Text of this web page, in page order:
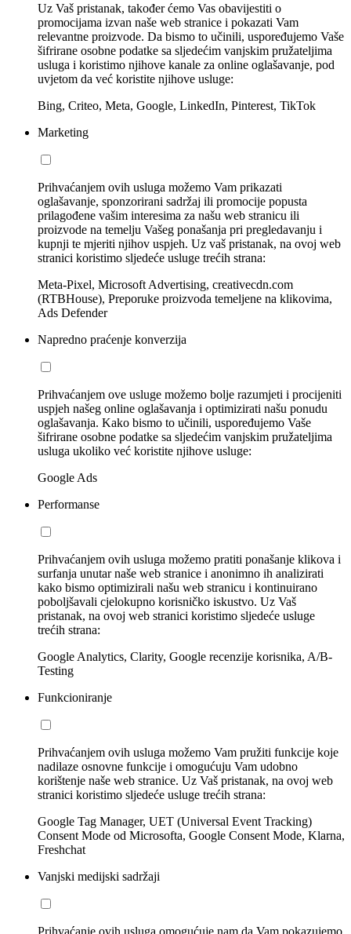
Uz Vaš pristanak, također ćemo Vas obavijestiti o
promocijama izvan naše web stranice i pokazati Vam
relevantne proizvode. Da bismo to učinili, uspoređujemo Vaše
šifrirane osobne podatke sa sljedećim vanjskim pružateljima
usluga i koristimo njihove kanale za online oglašavanje, pod
uvjetom da već koristite njihove usluge:
Bing, Criteo, Meta, Google, LinkedIn, Pinterest, TikTok
Marketing
Prihvaćanjem ovih usluga možemo Vam prikazati
oglašavanje, sponzorirani sadržaj ili promocije popusta
prilagođene vašim interesima za našu web stranicu ili
proizvode na temelju Vašeg ponašanja pri pregledavanju i
kupnji te mjeriti njihov uspjeh. Uz vaš pristanak, na ovoj web
stranici koristimo sljedeće usluge trećih strana:
Meta-Pixel, Microsoft Advertising, creativecdn.com
(RTBHouse), Preporuke proizvoda temeljene na klikovima,
Ads Defender
Napredno praćenje konverzija
Prihvaćanjem ove usluge možemo bolje razumjeti i procijeniti
uspjeh našeg online oglašavanja i optimizirati našu ponudu
oglašavanja. Kako bismo to učinili, uspoređujemo Vaše
šifrirane osobne podatke sa sljedećim vanjskim pružateljima
usluga ukoliko već koristite njihove usluge:
Google Ads
Performanse
Prihvaćanjem ovih usluga možemo pratiti ponašanje klikova i
surfanja unutar naše web stranice i anonimno ih analizirati
kako bismo optimizirali našu web stranicu i kontinuirano
poboljšavali cjelokupno korisničko iskustvo. Uz Vaš
pristanak, na ovoj web stranici koristimo sljedeće usluge
trećih strana:
Google Analytics, Clarity, Google recenzije korisnika, A/B-
Testing
Funkcioniranje
Prihvaćanjem ovih usluga možemo Vam pružiti funkcije koje
nadilaze osnovne funkcije i omogućuju Vam udobno
korištenje naše web stranice. Uz Vaš pristanak, na ovoj web
stranici koristimo sljedeće usluge trećih strana:
Google Tag Manager, UET (Universal Event Tracking)
Consent Mode od Microsofta, Google Consent Mode, Klarna,
Freshchat
Vanjski medijski sadržaji
Prihvaćanje ovih usluga omogućuje nam da Vam pokazujemo